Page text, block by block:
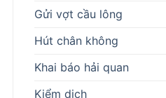
Gửi vợt cầu lông
Hút chân không
Khai báo hải quan
Kiểm dịch